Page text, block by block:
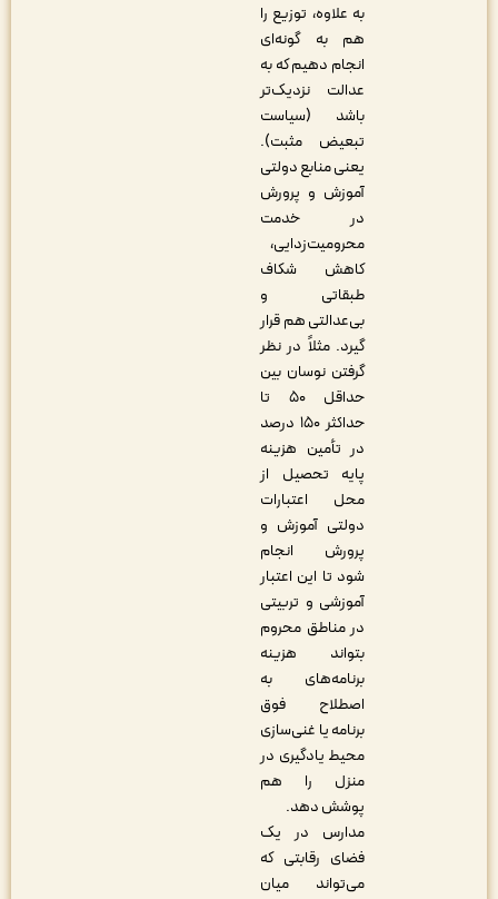
به علاوه، توزیع را
هم به گونه‌ای
انجام دهیم که به
عدالت نزدیک‌تر
باشد (سیاست
تبعیض مثبت).
یعنی منابع دولتی
آموزش و پرورش
در خدمت
محرومیت‌زدایی،
کاهش شکاف
طبقاتی و
بی‌عدالتی هم قرار
گیرد. مثلاً در نظر
گرفتن نوسان بین
حداقل ۵۰ تا
حداکثر ۱۵۰ درصد
در تأمین هزینه
پایه تحصیل از
محل اعتبارات
دولتی آموزش و
پرورش انجام
شود تا این اعتبار
آموزشی و تربیتی
در مناطق محروم
بتواند هزینه
برنامه‌های به
اصطلاح فوق
برنامه یا غنی‌سازی
محیط یادگیری در
منزل را هم
پوشش دهد.
مدارس در یک
فضای رقابتی که
می‌تواند میان